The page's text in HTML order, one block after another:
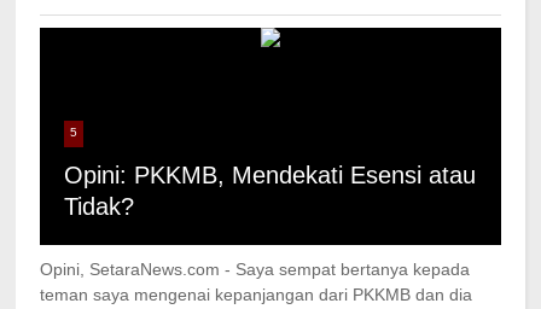
5
Opini: PKKMB, Mendekati Esensi atau
Tidak?
Opini, SetaraNews.com - Saya sempat bertanya kepada
teman saya mengenai kepanjangan dari PKKMB dan dia